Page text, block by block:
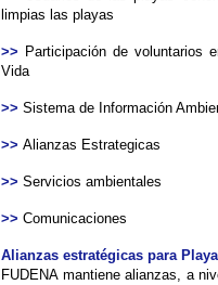
limpias las playas
>> Participación de voluntarios
Vida
>> Sistema de Información
>> Alianzas Estrategicas
>> Servicios ambientales
>> Comunicaciones
Alianzas estratégicas para
FUDENA mantiene alianzas, a